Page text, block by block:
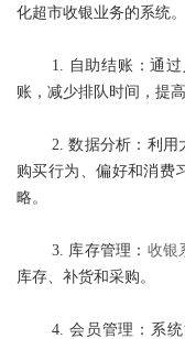
化超市收银业务的系统
1. 自助结账：通
账，减少排队时间，提高
2. 数据分析：利用
购买行为、偏好和消费
略。
3. 库存管理： 收银
库存、补货和采购。
4. 会员管理：系